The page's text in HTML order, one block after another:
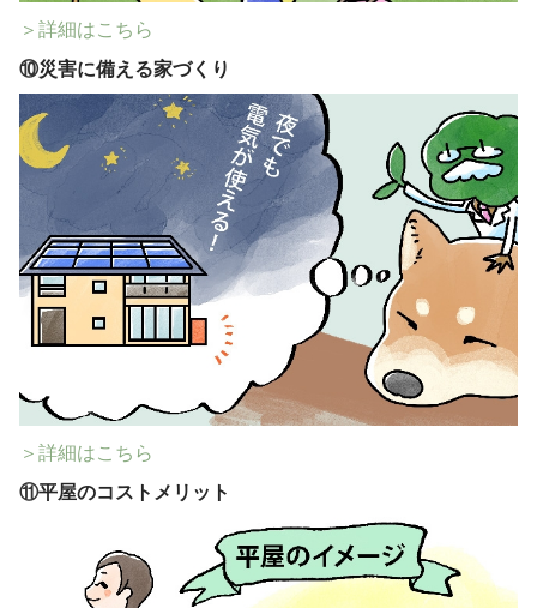
＞詳細はこちら
⑩災害に備える家づくり
＞詳細はこちら
⑪平屋のコストメリット